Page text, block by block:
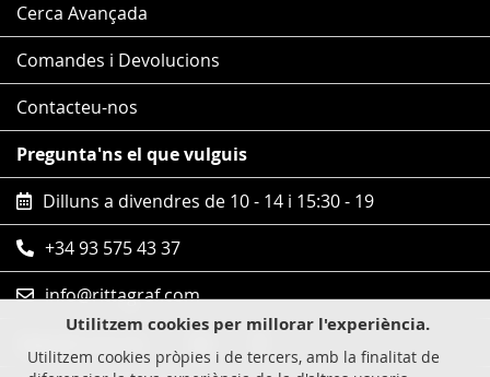
Utilitzem cookies per millorar l'experiència.
Utilitzem cookies pròpies i de tercers, amb la finalitat de
Cerca Avançada
Comandes i Devolucions
Contacteu-nos
Pregunta'ns el que vulguis
Dilluns a divendres de 10 - 14 i 15:30 - 19
+34 93 575 43 37
info@rittagraf.com